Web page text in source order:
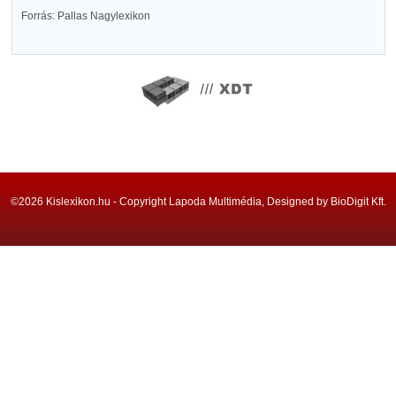
Forrás: Pallas Nagylexikon
©2026 Kislexikon.hu - Copyright Lapoda Multimédia, Designed by BioDigit Kft.